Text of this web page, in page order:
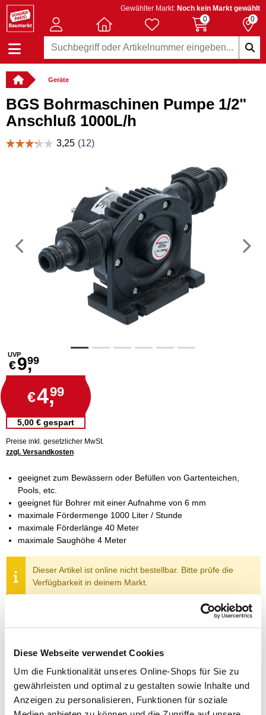
Diese Webseite verwendet Cookies
Um die Funktionalität unseres Online-Shops für Sie zu
gewährleisten und optimal zu gestalten sowie Inhalte und
Anzeigen zu personalisieren, Funktionen für soziale
Gewählter Markt: Noch kein Markt gewählt
0
0
Geräte
BGS Bohrmaschinen Pumpe 1/2"
Anschluß 1000L/h
Vorheriges
UVP
€9,99
€4,99
5,00 € gespart
Preise inkl. gesetzlicher MwSt.
zzgl. Versandkosten
geeignet zum Bewässern oder Befüllen von Gartenteichen,
Pools, etc.
geeignet für Bohrer mit einer Aufnahme von 6 mm
maximale Fördermenge 1000 Liter / Stunde
maximale Förderlänge 40 Meter
maximale Saughöhe 4 Meter
Dieser Artikel ist online nicht bestellbar. Bitte prüfe die
Verfügbarkeit in deinem Markt.
Um Abholung im Markt nutzen zu können, wähle zunächst
einen Markt
Jetzt prüfen und Markt auswählen
Menge
In den Warenkorb